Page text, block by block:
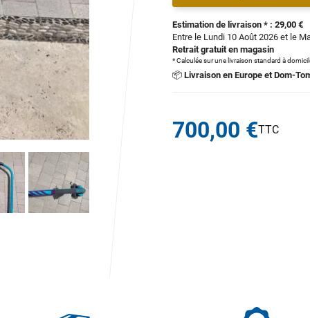
Estimation de livraison * : 29,00 €
Entre le Lundi 10 Août 2026 et le
Retrait gratuit en magasin
* Calculée sur une livraison standard à
📦 Livraison en Europe et Dom-
700,00 €